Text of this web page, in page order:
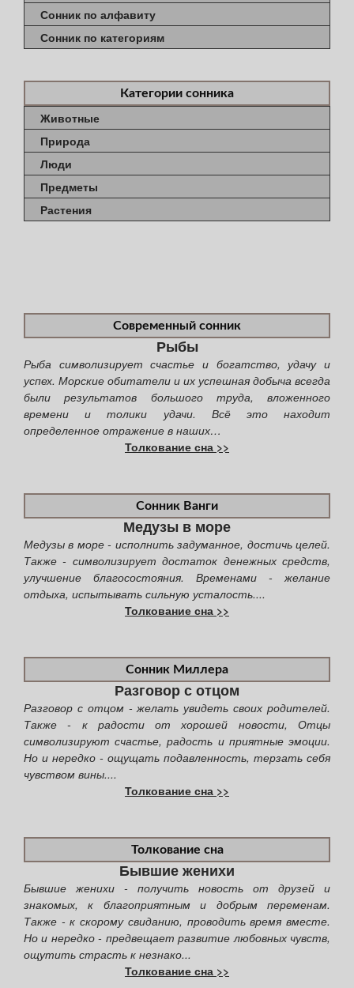
Сонник по алфавиту
Сонник по категориям
Категории сонника
Животные
Природа
Люди
Предметы
Растения
Современный сонник
Рыбы
Рыба символизирует счастье и богатство, удачу и
успех. Морские обитатели и их успешная добыча всегда
были результатов большого труда, вложенного
времени и толики удачи. Всё это находит
определенное отражение в наших…
Толкование сна >>
Сонник Ванги
Медузы в море
Медузы в море - исполнить задуманное, достичь целей.
Также - символизирует достаток денежных средств,
улучшение благосостояния. Временами - желание
отдыха, испытывать сильную усталость....
Толкование сна >>
Сонник Миллера
Разговор с отцом
Разговор с отцом - желать увидеть своих родителей.
Также - к радости от хорошей новости, Отцы
символизируют счастье, радость и приятные эмоции.
Но и нередко - ощущать подавленность, терзать себя
чувством вины....
Толкование сна >>
Толкование сна
Бывшие женихи
Бывшие женихи - получить новость от друзей и
знакомых, к благоприятным и добрым переменам.
Также - к скорому свиданию, проводить время вместе.
Но и нередко - предвещает развитие любовных чувств,
ощутить страсть к незнако...
Толкование сна >>